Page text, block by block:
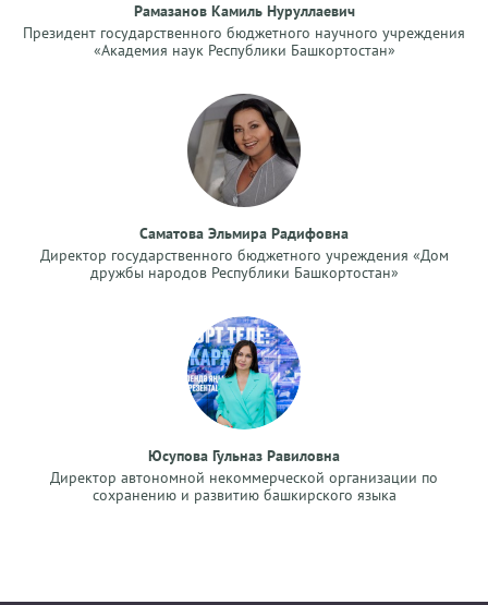
Рамазанов Камиль Нуруллаевич
Президент государственного бюджетного научного учреждения
«Академия наук Республики Башкортостан»
Саматова Эльмира Радифовна
Директор государственного бюджетного учреждения «Дом
дружбы народов Республики Башкортостан»
Юсупова Гульназ Равиловна
Директор автономной некоммерческой организации по
сохранению и развитию башкирского языка